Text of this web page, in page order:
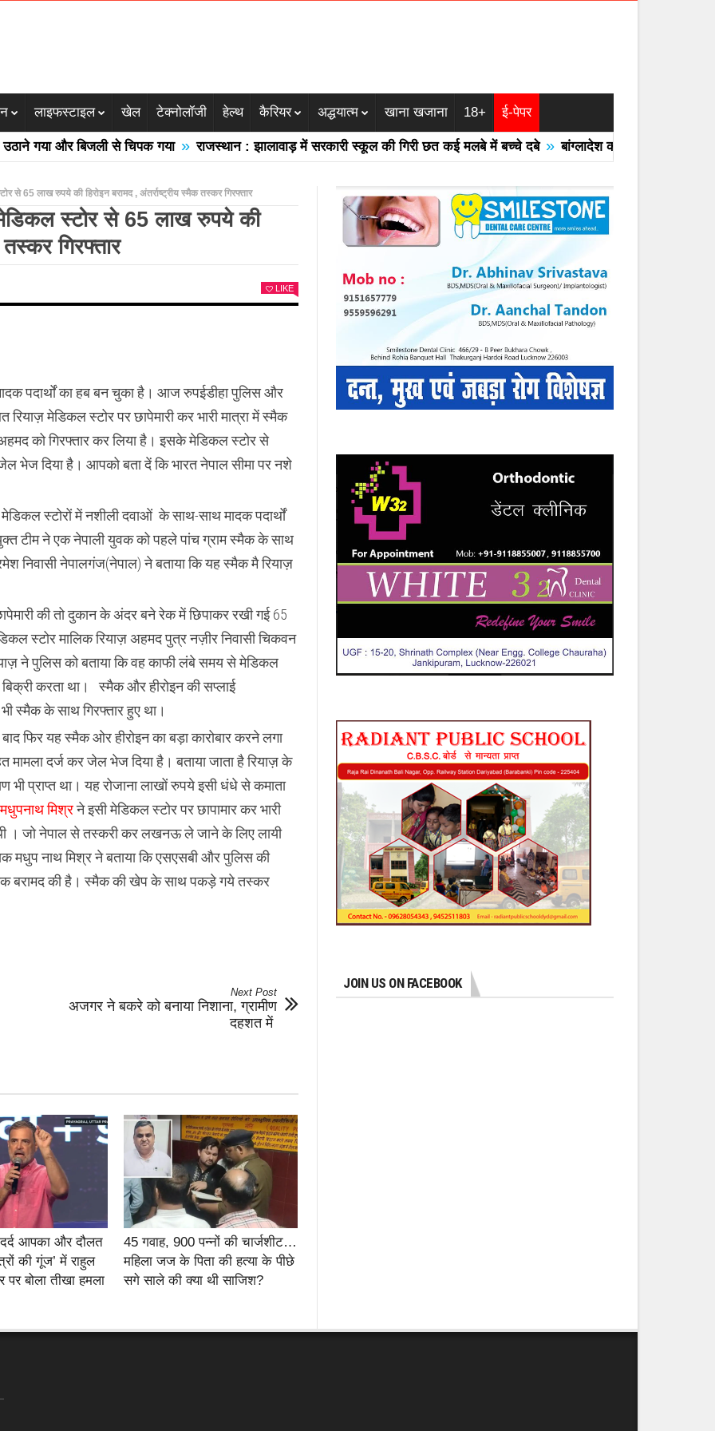
लाइफस्टाइल खेल टेक्नोलॉजी हेल्थ कैरियर अद्धयात्म खाना खजाना 18+ ई-पेपर
और बिजली से चिपक गया » राजस्थान : झालावाड़ में सरकारी स्कूल की गिरी छत कई मलबे में बच्चे दबे » बांग्लादेश का एयरफोर्स का F -7 ट्रेनर
से 65 लाख रुपये की हिरोइन बरामद , अंतर्राष्ट्रीय स्मैक तस्कर गिरफ्तार
मेडिकल स्टोर से 65 लाख रुपये की
तस्कर गिरफ्तार
LIKE
पदार्थों का हब बन चुका है। आज रुपईडीहा पुलिस और
मेडिकल स्टोर पर छापेमारी कर भारी मात्रा में स्मैक
को गिरफ्तार कर लिया है। इसके मेडिकल स्टोर से
दिया है। आपको बता दें कि भारत नेपाल सीमा पर नशे
स्टोरों में नशीली दवाओं के साथ-साथ मादक पदार्थों
टीम ने एक नेपाली युवक को पहले पांच ग्राम स्मैक के साथ
निवासी नेपालगंज(नेपाल) ने बताया कि यह स्मैक मै रियाज़
की तो दुकान के अंदर बने रेक में छिपाकर रखी गई 65
स्टोर मालिक रियाज़ अहमद पुत्र नज़ीर निवासी चिकवन
ने पुलिस को बताया कि वह काफी लंबे समय से मेडिकल
बिक्री करता था। स्मैक और हीरोइन की सप्लाई
स्मैक के साथ गिरफ्तार हुए था।
फिर यह स्मैक ओर हीरोइन का बड़ा कारोबार करने लगा
मामला दर्ज कर जेल भेज दिया है। बताया जाता है रियाज़ के
प्राप्त था। यह रोजाना लाखों रुपये इसी धंधे से कमाता
मधुपनाथ मिश्रने इसी मेडिकल स्टोर पर छापामार कर भारी
थी । जो नेपाल से तस्करी कर लखनऊ ले जाने के लिए लायी
मधुप नाथ मिश्र ने बताया कि एसएसबी और पुलिस की
बरामद की है। स्मैक की खेप के साथ पकड़े गये तस्कर
Next Post
अजगर ने बकरे को बनाया निशाना, ग्रामीण
दहशत में
आपका और दौलत
की गूंज’ में राहुल
पर बोला तीखा हमला
45 गवाह, 900 पन्नों की चार्जशीट…
महिला जज के पिता की हत्या के पीछे
सगे साले की क्या थी साजिश?
JOIN US ON FACEBOOK